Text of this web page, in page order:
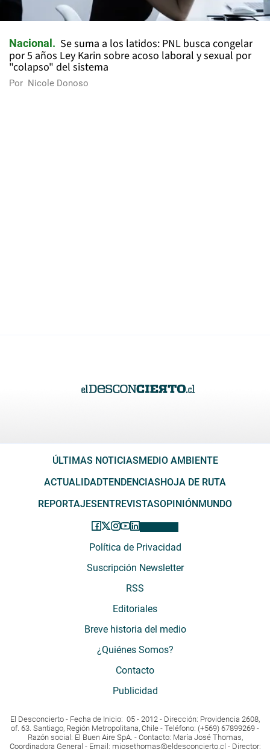
Nacional
Se suma a los latidos: PNL busca congelar
por 5 años Ley Karin sobre acoso laboral y sexual por
"colapso" del sistema
Por Nicole Donoso
ÚLTIMAS NOTICIAS MEDIO AMBIENTE
ACTUALIDADTENDENCIAS HOJA DE RUTA
REPORTAJES ENTREVISTASOPINIÓN MUNDO
Política de Privacidad
Suscripción Newsletter
RSS
Editoriales
Breve historia del medio
¿Quiénes Somos?
Contacto
Publicidad
El Desconcierto - Fecha de Inicio: 05 - 2012 - Dirección: Providencia 2608,
of. 63. Santiago, Región Metropolitana, Chile - Teléfono: (+569) 67899269 -
Razón social: El Buen Aire SpA. - Contacto: María José Thomas,
Coordinadora General - Email: mjosethomas@eldesconcierto.cl - Director: